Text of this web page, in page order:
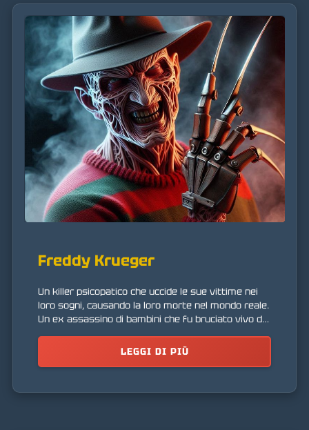
Freddy Krueger
Un killer psicopatico che uccide le sue vittime nei
loro sogni, causando la loro morte nel mondo reale.
Un ex assassino di bambini che fu bruciato vivo dai
LEGGI DI PIÙ